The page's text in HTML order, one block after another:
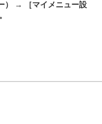
いて
ヤルに割り当てる
更する（
） →
［マイメニュー設